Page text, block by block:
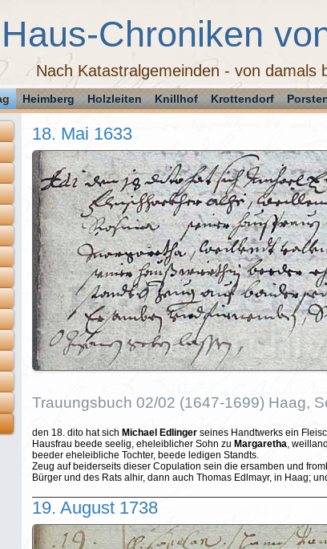
Haus-Chroniken
Nach Katastralgemeinden - von damals
Heimberg Holzleiten Knillhof Krottendorf
18. Mai 1633
Trauungsbuch 02/02 (1647-1699) Haag,
den 18. dito hat sich Michael Edlinger seines Handtwerks ein
Hausfrau beede seelig, eheleiblicher Sohn zu Margaretha,
beeder eheleibliche Tochter, beede ledigen Standts.
Zeug auf beiderseits dieser Copulation sein die ersamben und
Bürger und des Rats alhir, dann auch Thomas Edlmayr, in Haag;
19. August 1738